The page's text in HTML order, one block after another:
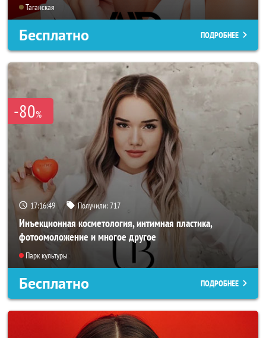
Таганская
Бесплатно ПОДРОБНЕЕ
-80%
17:16:47 Получили:717
Инъекционная косметология, интимная пластика,
фотоомоложение и многое другое
Парк культуры
Бесплатно ПОДРОБНЕЕ